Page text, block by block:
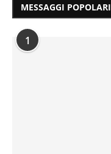
MESSAGGI POPOLARI
1